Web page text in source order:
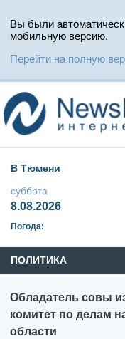
Вы были
мобильную версию.
Перейти на полную
В Тюмени
суббота
8.08.2026
Погода:
ПОЛИТИКА
Обладатель совы
комитет по делам
области